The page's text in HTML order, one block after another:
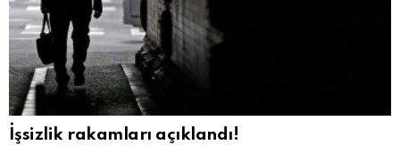
İşsizlik rakamları açıklandı!